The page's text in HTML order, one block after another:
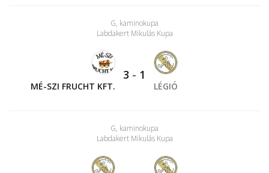
G, kaminokupa
Labdakert Mikulás Kupa
MÉ-SZI FRUCHT KFT.
3 - 1
LÉGIÓ
G, kaminokupa
Labdakert Mikulás Kupa